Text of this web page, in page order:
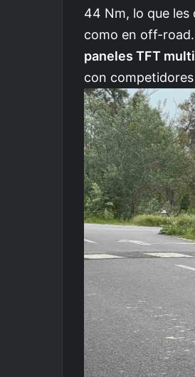
44 Nm, lo que les
como en off-
paneles TFT
con